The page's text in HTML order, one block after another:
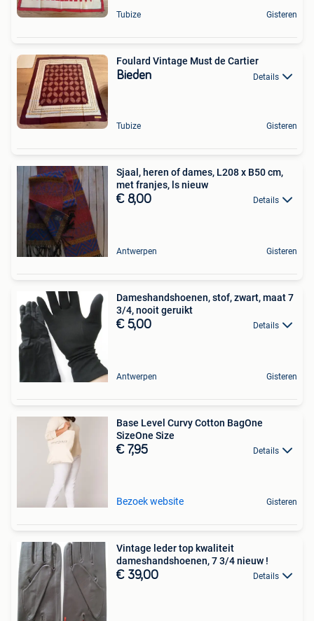
Tubize Gisteren
Foulard Vintage Must de Cartier
Bieden Details
Tubize Gisteren
Sjaal, heren of dames, L208 x B50 cm,
met franjes, ls nieuw
€ 8,00 Details
Antwerpen Gisteren
Dameshandshoenen, stof, zwart, maat 7
3/4, nooit geruikt
€ 5,00 Details
Antwerpen Gisteren
Base Level Curvy Cotton BagOne
SizeOne Size
€ 7,95 Details
Bezoek website Gisteren
Vintage leder top kwaliteit
dameshandshoenen, 7 3/4 nieuw !
€ 39,00 Details